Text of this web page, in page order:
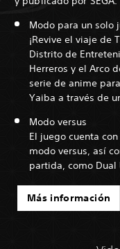
Modo para un solo
¡Revive el viaje de
Distrito de
Herreros y el Arco
serie de anime
Yaiba a través de
Modo versus
El juego cuenta
modo versus, así
partida, como Dual
Más información